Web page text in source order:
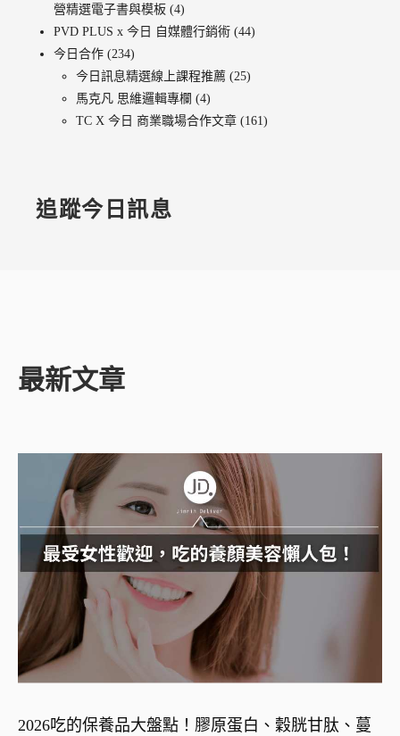
營精選電子書與模板 (4)
PVD PLUS x 今日 自媒體行銷術 (44)
今日合作 (234)
今日訊息精選線上課程推薦 (25)
馬克凡 思維邏輯專欄 (4)
TC X 今日 商業職場合作文章 (161)
追蹤今日訊息
最新文章
2026吃的保養品大盤點！膠原蛋白、穀胱甘肽、蔓